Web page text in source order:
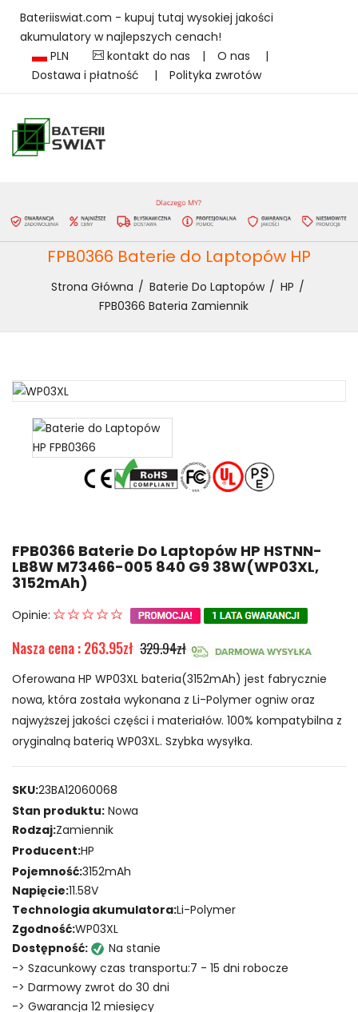
Bateriiswiat.com - kupuj tutaj wysokiej jakości
akumulatory w najlepszych cenach!
PLN
kontakt do nas | O nas
|
Dostawa i płatność
| Polityka zwrotów
FPB0366 Baterie do Laptopów HP
Strona Główna Baterie Do Laptopów
HP
FPB0366 Bateria Zamiennik
FPB0366 Baterie Do Laptopów HP HSTNN-
LB8W M73466-005 840 G9 38W(WP03XL,
3152mAh)
Opinie:
Nasza cena : 263.95zł 329.94zł
Oferowana HP WP03XL bateria(3152mAh) jest fabrycznie
nowa, która została wykonana z Li-Polymer ogniw oraz
najwyższej jakości części i materiałów. 100% kompatybilna z
oryginalną baterią WP03XL. Szybka wysyłka.
SKU:23BA12060068
Stan produktu: Nowa
Rodzaj:Zamiennik
Producent:HP
Pojemność:3152mAh
Napięcie:11.58V
Technologia akumulatora:Li-Polymer
Zgodność:WP03XL
Dostępność:
Na stanie
-> Szacunkowy czas transportu:7 - 15 dni robocze
-> Darmowy zwrot do 30 dni
-> Gwarancja 12 miesięcy